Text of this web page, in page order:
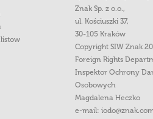
Znak Sp. z o.o.,
ul. Kościuszki 37,
30-105 Kraków
Copyright SIW Znak
Foreign Rights
Inspektor Ochrony
Osobowych
Magdalena Heczko
e-mail: